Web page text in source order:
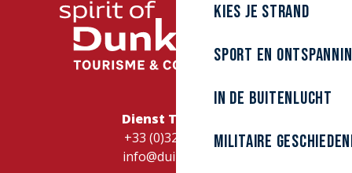
Kies je strand
Sport en
In de buitenlucht
Militaire
Dienst Toerisme
+33 (0)328262728
info@duinkerke.fr